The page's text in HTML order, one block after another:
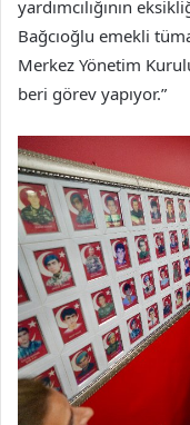
yardımcılığının
Bağcıoğlu emekli
Merkez Yönetim
beri görev yapıyor.”